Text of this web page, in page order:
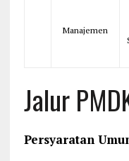
Manajemen
Jalur
Persyaratan